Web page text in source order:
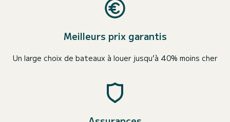
Meilleurs prix garantis
Un large choix de bateaux à louer jusqu’à 40% moins cher